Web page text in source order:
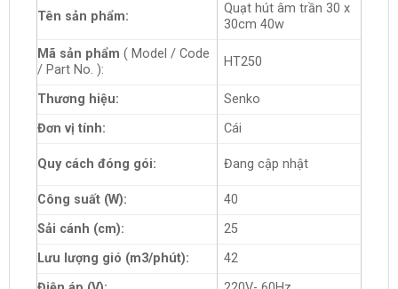
Tên sản phẩm:
Quạt hút âm trần 30 x
30cm 40w
Mã sản phẩm ( Model / Code
/ Part No. ):
HT250
Thương hiệu:
Senko
Đơn vị tính:
Cái
Quy cách đóng gói: Đang cập nhật
Công suất (W):
40
Sải cánh (cm):
25
Lưu lượng gió (m3/phút):
42